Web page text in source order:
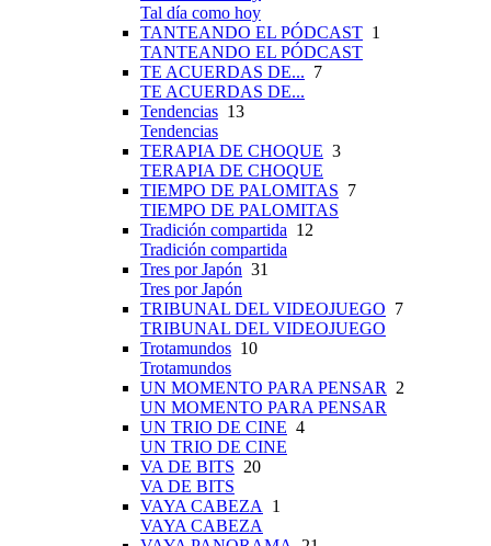
Tal día como hoy
TANTEANDO EL PÓDCAST 1
TANTEANDO EL PÓDCAST
TE ACUERDAS DE... 7
TE ACUERDAS DE...
Tendencias 13
Tendencias
TERAPIA DE CHOQUE 3
TERAPIA DE CHOQUE
TIEMPO DE PALOMITAS 7
TIEMPO DE PALOMITAS
Tradición compartida 12
Tradición compartida
Tres por Japón 31
Tres por Japón
TRIBUNAL DEL VIDEOJUEGO 7
TRIBUNAL DEL VIDEOJUEGO
Trotamundos 10
Trotamundos
UN MOMENTO PARA PENSAR
2
UN MOMENTO PARA PENSAR
UN TRIO DE CINE 4
UN TRIO DE CINE
VA DE BITS 20
VA DE BITS
VAYA CABEZA
1
VAYA CABEZA